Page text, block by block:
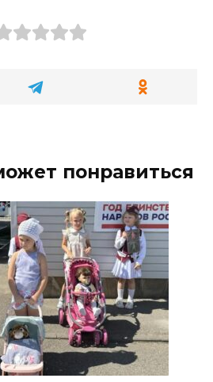
понравиться